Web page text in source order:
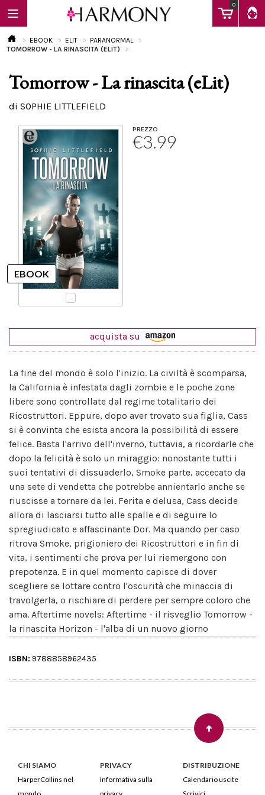
0
EBOOK
Calendario
EBOOK ELIT
PARANORMAL
TOMORROW - LA RINASCITA (ELIT)
Tomorrow - La rinascita (eLit)
di SOPHIE LITTLEFIELD
PREZZO
€3.99
acquista su
La fine del mondo è solo l'inizio. La civiltà è scomparsa,
la California è infestata dagli zombie e le poche zone
libere sono controllate dal regime totalitario dei
Ricostruttori. Eppure, dopo aver trovato sua figlia, Cass
si è convinta che esista ancora la possibilità di essere
felice. Basta l'arrivo dell'inverno, tuttavia, a ricordarle che
dopo la felicità è solo un miraggio: nonostante tutti i
suoi tentativi di dissuaderlo, Smoke parte, accecato da
una sete di vendetta che potrebbe annientarlo anche se
riuscisse a tornare da lei. Ferita e delusa, Cass decide
allora di lasciarsi tutto alle spalle e di seguire lo
spregiudicato e affascinante Dor. Ma quando per caso
ritrova Smoke, prigioniero dei Ricostruttori e in fin di
vita, i sentimenti che prova per lui riemergono con
prepotenza. E in quel momento capisce di dover
scegliere se lottare contro l'oscurità che minaccia di
travolgerla, o rischiare di perdere per sempre coloro che
ama. Aftertime novels: Aftertime - il risveglio Tomorrow -
la rinascita Horizon - l'alba di un nuovo giorno
ISBN: 9788858962435
CHI SIAMO
HarperCollins nel
PRIVACY
Informativa sulla
DISTRIBUZIONE
Calendario uscite